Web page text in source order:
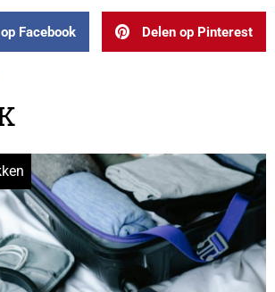
Facebook Delen op Pinterest